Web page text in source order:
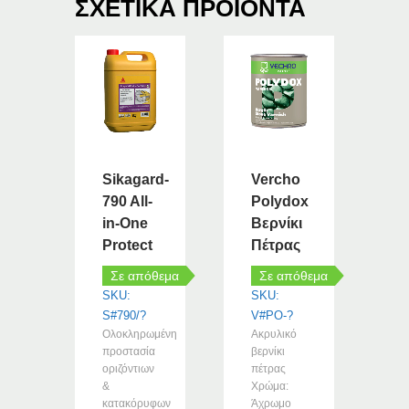
ΣΧΕΤΙΚΆ ΠΡΟΪΌΝΤΑ
Sikagard-
790 All-
in-One
Protect
Σε απόθεμα
SKU:
S#790/?
Ολοκληρωμένη
προστασία
οριζόντιων
&
κατακόρυφων
Vercho
Polydox
Βερνίκι
Πέτρας
Σε απόθεμα
SKU:
V#PO-?
Ακρυλικό
βερνίκι
πέτρας
Χρώμα:
Άχρωμο